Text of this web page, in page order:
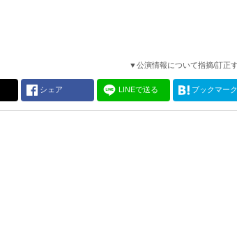
▼公演情報について指摘/訂正
シェア LINEで送る ブックマーク